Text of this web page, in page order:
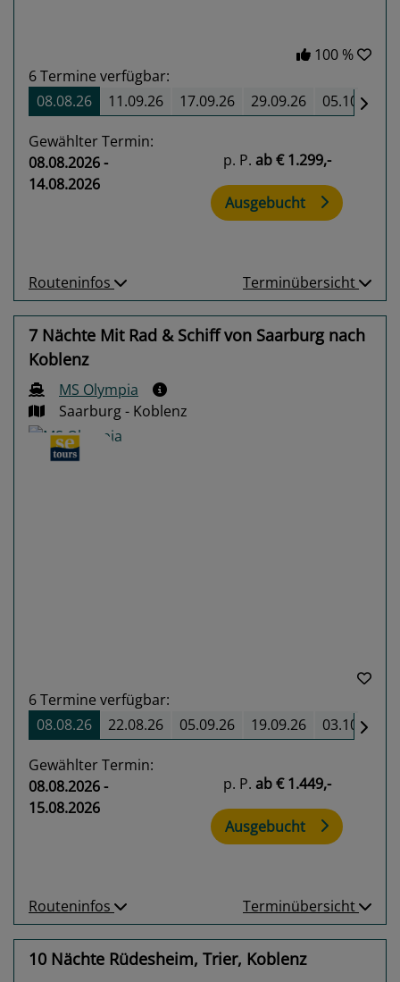
100 %
6Termine verfügbar:
08.08.26
11.09.26 17.09.26 29.09.26 05.10.26
Gewählter Termin:
08.08.2026 -
14.08.2026
p. P. ab€ 1.299,-
Ausgebucht
Routeninfos Terminübersicht
7 Nächte Mit Rad & Schiff von Saarburg nach
Koblenz
MS Olympia
Saarburg - Koblenz
6Termine verfügbar:
08.08.26
22.08.26 05.09.26 19.09.26 03.10.26
Gewählter Termin:
08.08.2026 -
15.08.2026
p. P. ab€ 1.449,-
Ausgebucht
Routeninfos Terminübersicht
10 Nächte Rüdesheim, Trier, Koblenz